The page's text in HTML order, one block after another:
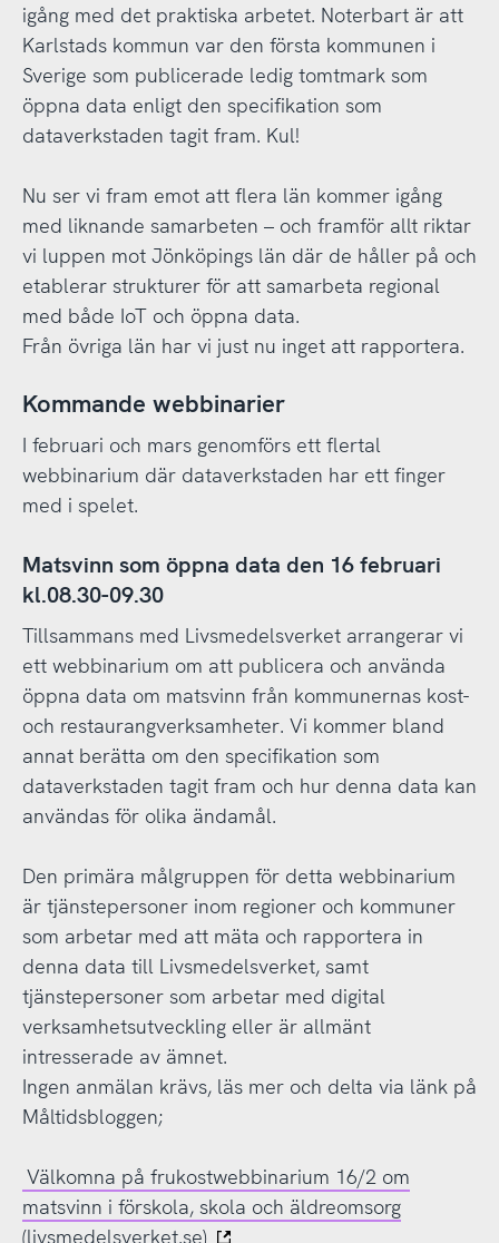
igång med det praktiska arbetet. Noterbart är att
Karlstads kommun var den första kommunen i
Sverige som publicerade ledig tomtmark som
öppna data enligt den specifikation som
dataverkstaden tagit fram. Kul!
Nu ser vi fram emot att flera län kommer igång
med liknande samarbeten – och framför allt riktar
vi luppen mot Jönköpings län där de håller på och
etablerar strukturer för att samarbeta regional
med både IoT och öppna data.
Från övriga län har vi just nu inget att rapportera.
Kommande webbinarier
I februari och mars genomförs ett flertal
webbinarium där dataverkstaden har ett finger
med i spelet.
Matsvinn som öppna data den 16 februari
kl.08.30-09.30
Tillsammans med Livsmedelsverket arrangerar vi
ett webbinarium om att publicera och använda
öppna data om matsvinn från kommunernas kost-
och restaurangverksamheter. Vi kommer bland
annat berätta om den specifikation som
dataverkstaden tagit fram och hur denna data kan
användas för olika ändamål.
Den primära målgruppen för detta webbinarium
är tjänstepersoner inom regioner och kommuner
som arbetar med att mäta och rapportera in
denna data till Livsmedelsverket, samt
tjänstepersoner som arbetar med digital
verksamhetsutveckling eller är allmänt
intresserade av ämnet.
Ingen anmälan krävs, läs mer och delta via länk på
Måltidsbloggen;
Välkomna på frukostwebbinarium 16/2 om
matsvinn i förskola, skola och äldreomsorg
(livsmedelsverket.se)